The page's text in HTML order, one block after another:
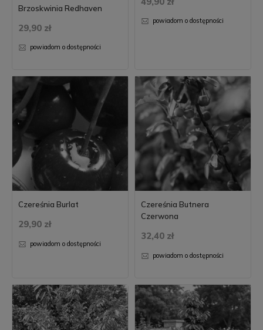
Brzoskwinia Redhaven
29,90 zł
powiadom o dostępności
powiadom o dostępności
Czereśnia Burlat
29,90 zł
powiadom o dostępności
Czereśnia Butnera
Czerwona
32,40 zł
powiadom o dostępności